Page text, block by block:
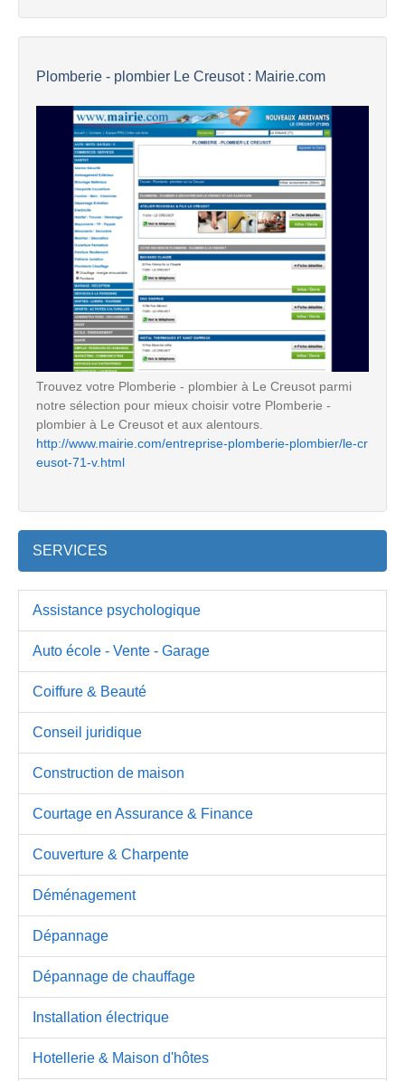
Plomberie - plombier Le Creusot : Mairie.com
Trouvez votre Plomberie - plombier à Le Creusot parmi
notre sélection pour mieux choisir votre Plomberie -
plombier à Le Creusot et aux alentours.
http://www.mairie.com/entreprise-plomberie-plombier/le-cr
eusot-71-v.html
SERVICES
Assistance psychologique
Auto école - Vente - Garage
Coiffure & Beauté
Conseil juridique
Construction de maison
Courtage en Assurance & Finance
Couverture & Charpente
Déménagement
Dépannage
Dépannage de chauffage
Installation électrique
Hotellerie & Maison d'hôtes